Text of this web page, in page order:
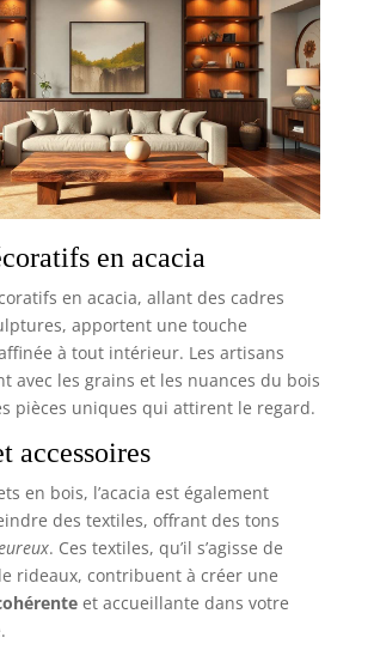
en acacia
en acacia, allant des cadres
apportent une touche
à tout intérieur. Les artisans
avec les grains et les nuances du bois
pièces uniques qui attirent le regard.
accessoires
en bois, l’acacia est également
des textiles, offrant des tons
. Ces textiles, qu’il s’agisse de
rideaux, contribuent à créer une
et accueillante dans votre